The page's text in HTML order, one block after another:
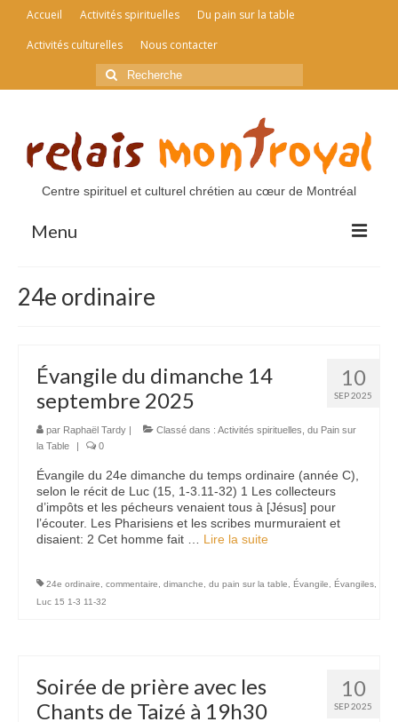
Accueil Activités spirituelles
Du pain sur la table
Activités culturelles
Nous contacter
Rechercher
:
Centre spirituel et culturel chrétien au cœur de Montréal
Menu
Activités culturelles
Nous contacter
24e ordinaire
10
SEP 2025
Évangile du dimanche 14
septembre 2025
par Raphaël Tardy | Classé dans : Activités spirituelles du Pain sur
la Table
| 0
Évangile du 24e dimanche du temps ordinaire (année C),
selon le récit de Luc (15, 1-3.11-32) 1 Les collecteurs
d’impôts et les pécheurs venaient tous à [Jésus] pour
l’écouter. Les Pharisiens et les scribes murmuraient et
disaient: 2 Cet homme fait … Lire la suite­­
24e ordinaire commentaire dimanche du pain sur la table Évangile Évangiles
Luc 15 1-3 11-32
10
SEP 2025
Soirée de prière avec les
Chants de Taizé à 19h30